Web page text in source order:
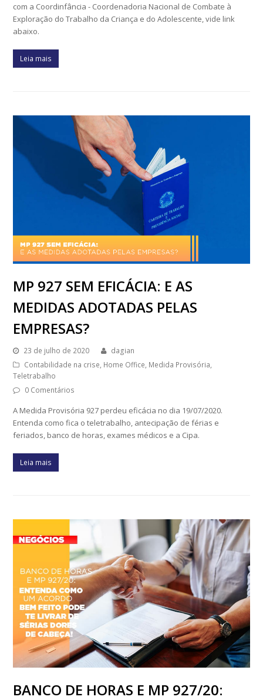
com a Coordinfância - Coordenadoria Nacional de Combate à
Exploração do Trabalho da Criança e do Adolescente, vide link
abaixo.
Leia mais
MP 927 SEM EFICÁCIA: E AS
MEDIDAS ADOTADAS PELAS
EMPRESAS?
23 de julho de 2020
dagian
Contabilidade na crise, Home Office, Medida Provisória,
Teletrabalho
0 Comentários
A Medida Provisória 927 perdeu eficácia no dia 19/07/2020.
Entenda como fica o teletrabalho, antecipação de férias e
feriados, banco de horas, exames médicos e a Cipa.
Leia mais
BANCO DE HORAS E MP 927/20: